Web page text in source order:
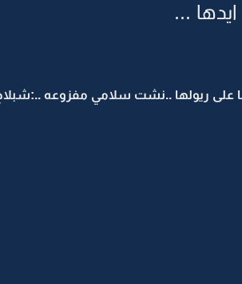
...
ريولها ..نشت سلامي مفزوعه